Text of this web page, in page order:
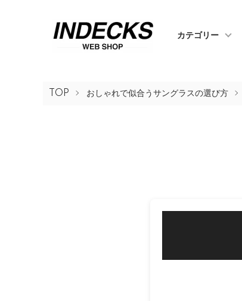
カテゴリー
TOP おしゃれで似合うサングラスの選び方